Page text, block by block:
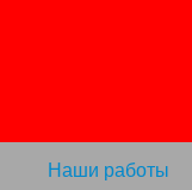
Наши работы